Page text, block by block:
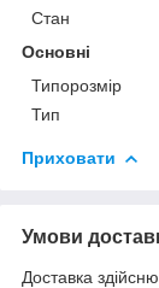
Стан
Основні
Типорозмір
Тип
Приховати
Умови
Доставка